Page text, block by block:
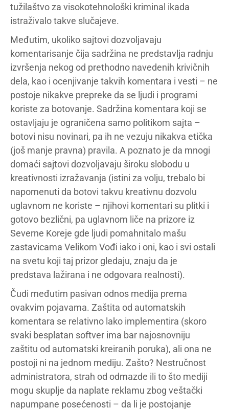
tužilaštvo za visokotehnološki kriminal ikada
istraživalo takve slučajeve.
Međutim, ukoliko sajtovi dozvoljavaju
komentarisanje čija sadržina ne predstavlja radnju
izvršenja nekog od prethodno navedenih krivičnih
dela, kao i ocenjivanje takvih komentara i vesti – ne
postoje nikakve prepreke da se ljudi i programi
koriste za botovanje. Sadržina komentara koji se
ostavljaju je ograničena samo politikom sajta –
botovi nisu novinari, pa ih ne vezuju nikakva etička
(još manje pravna) pravila. A poznato je da mnogi
domaći sajtovi dozvoljavaju široku slobodu u
kreativnosti izražavanja (istini za volju, trebalo bi
napomenuti da botovi takvu kreativnu dozvolu
uglavnom ne koriste – njihovi komentari su plitki i
gotovo bezlični, pa uglavnom liče na prizore iz
Severne Koreje gde ljudi pomahnitalo mašu
zastavicama Velikom Vođi iako i oni, kao i svi ostali
na svetu koji taj prizor gledaju, znaju da je
predstava lažirana i ne odgovara realnosti).
Čudi međutim pasivan odnos medija prema
ovakvim pojavama. Zaštita od automatskih
komentara se relativno lako implementira (skoro
svaki besplatan softver ima bar najosnovniju
zaštitu od automatski kreiranih poruka), ali ona ne
postoji ni na jednom mediju. Zašto? Nestručnost
administratora, strah od odmazde ili to što mediji
mogu skuplje da naplate reklamu zbog veštački
napumpane posećenosti – da li je postojanje